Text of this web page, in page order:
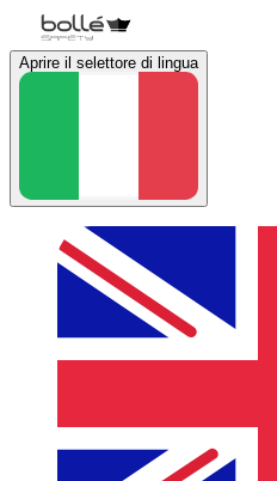
Aprire il selettore di lingua